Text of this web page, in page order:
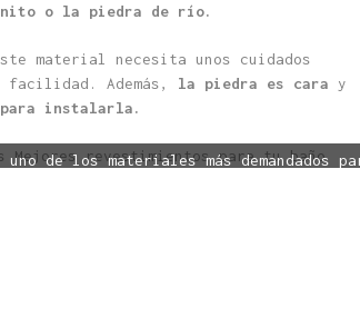
o la piedra de río.
material necesita unos cuidados
facilidad. Además, la piedra es cara y
para instalarla.
de los materiales más demandados